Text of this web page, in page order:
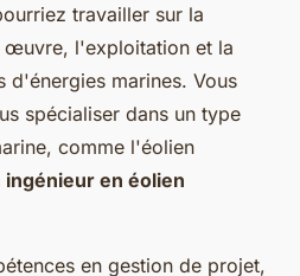
travailler sur la
œuvre, l'exploitation et la
d'énergies marines. Vous
spécialiser dans un type
comme l'éolien
ingénieur en éolien
en gestion de projet,